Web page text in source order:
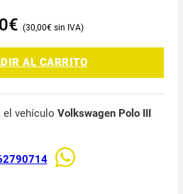
€ 30,00€
AL CARRITO
vehículo Volkswagen Polo III